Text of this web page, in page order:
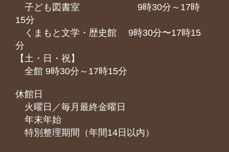
子ども図書室 9時30分～17時
15分
くまもと⽂学・歴史館 9時30分〜17時15
分
【土・日・祝】
全館 9時30分～17時15分
休館日
火曜日／毎月最終金曜日
年末年始
特別整理期間（年間14日以内）